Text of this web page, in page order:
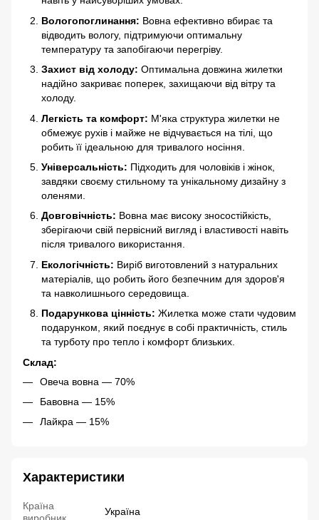
Вологопоглинання: Вовна ефективно вбирає та
відводить вологу, підтримуючи оптимальну
температуру та запобігаючи перегріву.
Захист від холоду: Оптимальна довжина жилетки
надійно закриває поперек, захищаючи від вітру та
холоду.
Легкість та комфорт: М'яка структура жилетки не
обмежує рухів і майже не відчувається на тілі, що
робить її ідеальною для тривалого носіння.
Універсальність: Підходить для чоловіків і жінок,
завдяки своєму стильному та унікальному дизайну з
оленями.
Довговічність: Вовна має високу зносостійкість,
зберігаючи свій первісний вигляд і властивості навіть
після тривалого використання.
Екологічність: Виріб виготовлений з натуральних
матеріалів, що робить його безпечним для здоров'я
та навколишнього середовища.
Подарункова цінність: Жилетка може стати чудовим
подарунком, який поєднує в собі практичність, стиль
та турботу про тепло і комфорт близьких.
Склад:
Овеча вовна — 70%
Бавовна — 15%
Лайкра — 15%
Характеристики
Країна
виробник
Україна